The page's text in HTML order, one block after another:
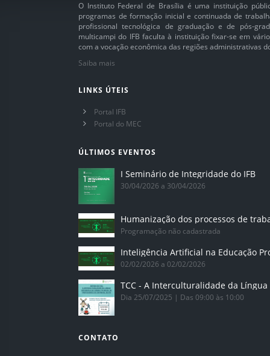
O Instituto Federal de Brasília é uma instituição
programas de formação inicial e continuada de
profissional tecnológica de graduação e de pós-
multicampi do IFB faculta à instituição fixar-se em
com a vocação econômica das regiões administrativas
Saiba mais
LINKS ÚTEIS
Portal IFB
Portal do MEC
ÚLTIMOS EVENTOS
I Seminário de Integridade do IFB
30/04/2026 a 30/04/2026
Humanização dos processos de
Programação não cadastrada
02/02/2026 a 02/02/2026
Dia 25/07/2025 | Das 09:00 às 10:00
CONTATO